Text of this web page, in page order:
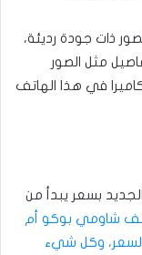
ذات جودة رديئة،
مثل الصور
في هذا الهاتف
شاومي بوكو أم